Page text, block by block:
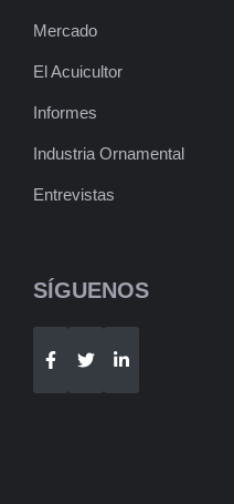
Mercado
El Acuicultor
Informes
Industria Ornamental
Entrevistas
SÍGUENOS
Telegram